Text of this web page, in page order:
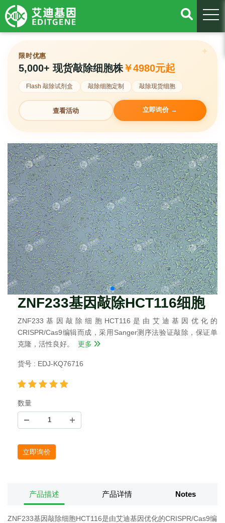
限时优惠
5,000+ 现货敲除细胞株￥4980元起
Flash 敲除试剂盒 敲除细胞定制 敲除现货细胞
查看活动 立即询价 →
ZNF233基因敲除HCT116细胞
ZNF233基因敲除细胞HCT116是由艾迪基因优化的
CRISPR/Cas9编辑而成，采用Sanger测序法验证敲除，保证单
克隆，活性良好。
更多
货号 : EDJ-KQ76716
数量
立即询价
产品描述 产品详情 Notes
ZNF233基因敲除细胞HCT116是由艾迪基因优化的CRISPR/Cas9编